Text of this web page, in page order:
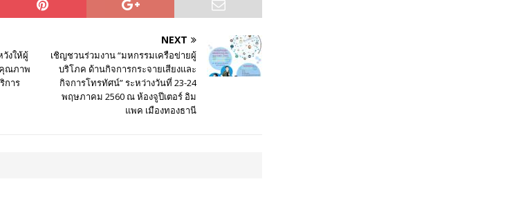
งให้ผู้
คุณภาพ
การ
NEXT
เชิญชวนร่วมงาน “มหกรรมเครือข่ายผู้
บริโภค ด้านกิจการกระจายเสียงและ
กิจการโทรทัศน์” ระหว่างวันที่ 23-24
พฤษภาคม 2560 ณ ห้องจูปีเตอร์ อิม
แพค เมืองทองธานี